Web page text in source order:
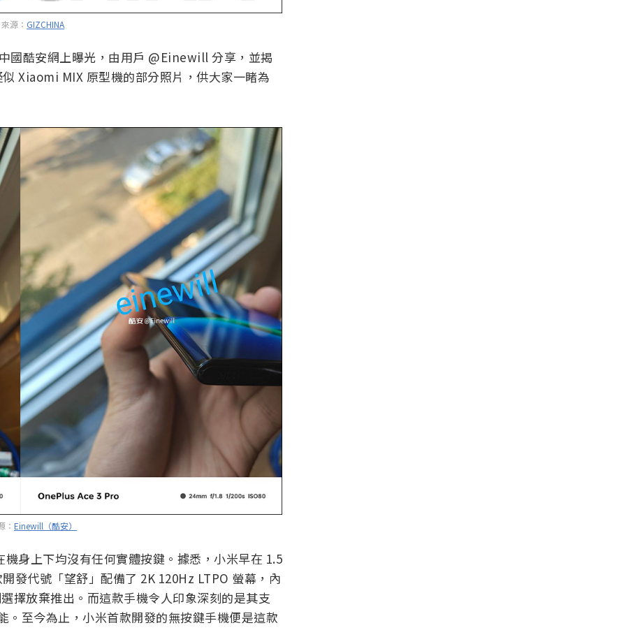
源： GIZCHINA
國酷安網上曝光，由用戶 @Einewill 分享，並揭
Xiaomi MIX 原型機的部分照片，供大家一睹為
： Einewill（酷安）
身上下均沒有任何實體按鍵。據悉，小米早在 1.5
發代號「望舒」配備了 2K 120Hz LTPO 螢幕，內
擇放棄推出。而這款手機令人印象深刻的是其支
。至今為止，小米首款開發的無按鍵手機便是這款